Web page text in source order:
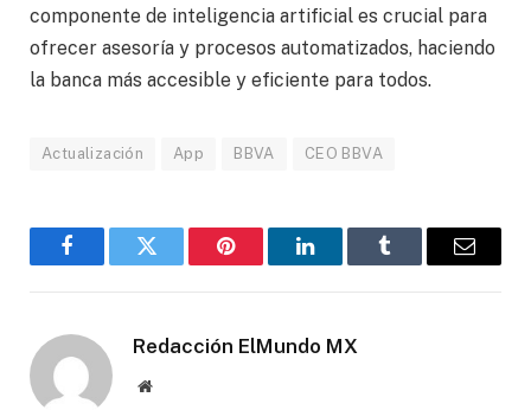
componente de inteligencia artificial es crucial para
ofrecer asesoría y procesos automatizados, haciendo
la banca más accesible y eficiente para todos.
Actualización App BBVA CEO BBVA
FacebookGorjeo Pinterest LinkedInTumblr
Correo
Redacción ElMundo MX
Sitio